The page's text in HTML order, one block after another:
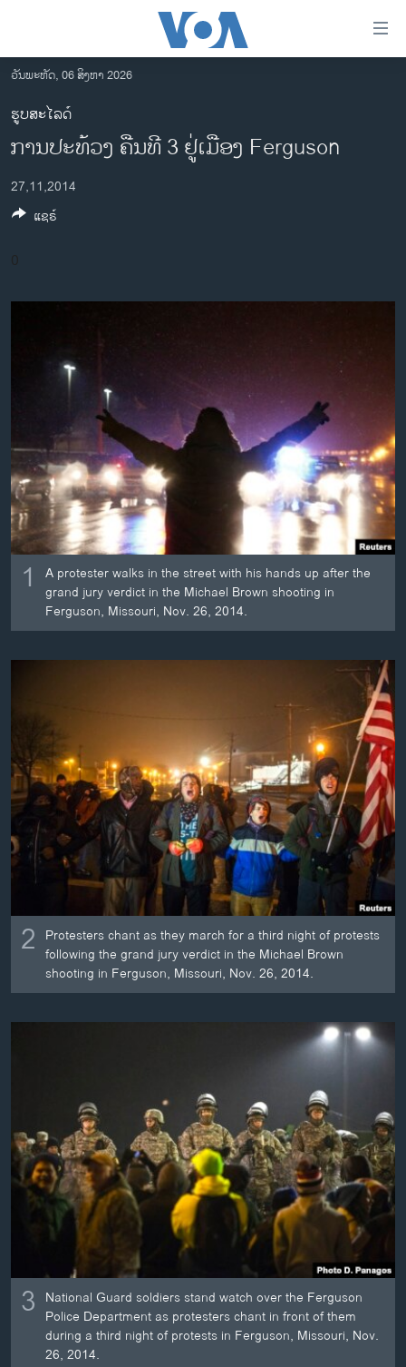
ເຂົ້າ
ຫາ
ຂ້າມ
ຂ້າມ
ໄປ
ຫາ
ຄົ້ນ
ລາວ
ອາເມຣິກາ
ການເລືອກຕັ້ງ ປະທານາທີບໍດີ ສະຫະລັດ 2024
ຂ່າວ​ຈີນ
ໂລກ
ຊີວິດຊາວລາວ
ຊຸມຊົນຊາວລາວ
ວິທະຍາສາດ-ເທັກໂນໂລຈີ
ທຸລະກິດ
ພາສາອັງກິດ
ວີດີໂອ
ສຽງ
ລາຍການກະຈາຍສຽງ
ລາຍງານ
ຕິດຕາມພວກເຮົາ ທີ່
ວັນພະຫັດ, 06 ສິງຫາ 2026
ຮູບສະໄລດ໌
ການປະທ້ວງ ຄືນທີ 3 ຢູ່ເມືອງ Ferguson
27,11,2014
0
1
A protester walks in the street with his hands up after the
grand jury verdict in the Michael Brown shooting in
Ferguson, Missouri, Nov. 26, 2014.
2 Protesters chant as they march for a third night of protests
following the grand jury verdict in the Michael Brown
shooting in Ferguson, Missouri, Nov. 26, 2014.
3 National Guard soldiers stand watch over the Ferguson
Police Department as protesters chant in front of them
during a third night of protests in Ferguson, Missouri, Nov.
26, 2014.
ແຊຣ໌